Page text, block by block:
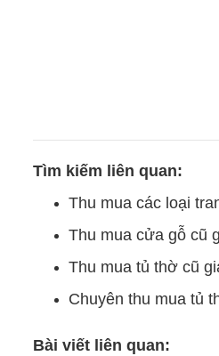
Tìm kiếm liên quan:
Thu mua các loại
Thu mua cửa gỗ cũ
Thu mua tủ thờ cũ
Chuyên thu mua tủ
Bài viết liên quan: